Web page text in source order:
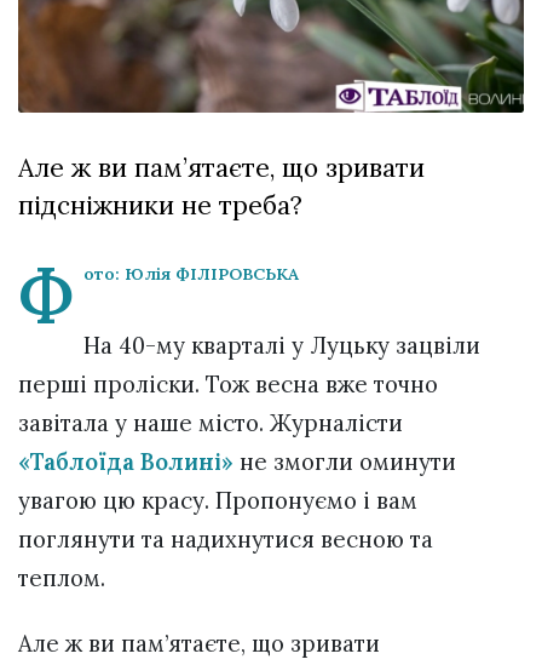
XIX
Спартакіада
VolWe...
29 Липня 2026
576 переглядів
Всі розділи
Персона
Лайф
ZONE 18+
Контакти
Політика конфіденційності
Але ж ви пам’ятаєте, що зривати
підсніжники не треба?
Ф ото: Юлія ФІЛІРОВСЬКА
На 40-му кварталі у Луцьку зацвіли
перші проліски. Тож весна вже точно
завітала у наше місто. Журналісти
«Таблоїда Волині» не змогли оминути
увагою цю красу. Пропонуємо і вам
поглянути та надихнутися весною та
теплом.
Але ж ви пам’ятаєте, що зривати